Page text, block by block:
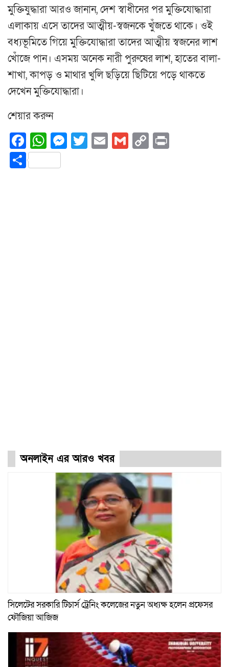
মুক্তিযুদ্ধারা আরও জানান, দেশ স্বাধীনের পর মুক্তিযোদ্ধারা
এলাকায় এসে তাদের আত্মীয়-স্বজনকে খুঁজতে থাকে। ওই
বধ্যভূমিতে গিয়ে মুক্তিযোদ্ধারা তাদের আত্মীয় স্বজনের লাশ
খোঁজে পান। এসময় অনেক নারী পুরুষের লাশ, হাতের বালা-
শাখা, কাপড় ও মাথার খুলি ছড়িয়ে ছিটিয়ে পড়ে থাকতে
দেখেন মুক্তিযোদ্ধারা।
শেয়ার করুন
Facebook
WhatsApp
Messenger
Twitter
EmailGmail
Copy
Share
অনলাইন এর আরও খবর
সিলেটের সরকারি টিচার্স ট্রেনিং কলেজের নতুন অধ্যক্ষ হলেন প্রফেসর
ফৌজিয়া আজিজ